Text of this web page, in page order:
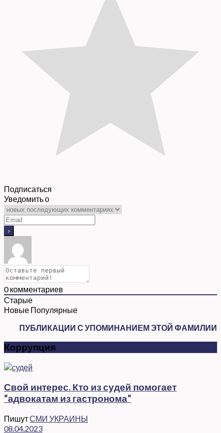
Подписаться
Уведомить о
0комментариев
Старые
Новые Популярные
ПУБЛИКАЦИИ С УПОМИНАНИЕМ ЭТОЙ ФАМИЛИИ
Коррупция
Свой интерес. Кто из судей помогает
“адвокатам из гастронома”
ПишутСМИ УКРАИНЫ
08.04.2023